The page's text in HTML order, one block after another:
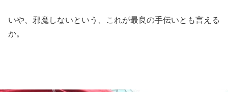
いや、邪魔しないという、これが最良の手伝いとも言える
か。